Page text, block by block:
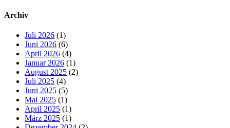
Archiv
Juli 2026 (1)
Juni 2026 (6)
April 2026 (4)
Januar 2026 (1)
August 2025 (2)
Juli 2025 (4)
Juni 2025 (5)
Mai 2025 (1)
April 2025 (1)
März 2025 (1)